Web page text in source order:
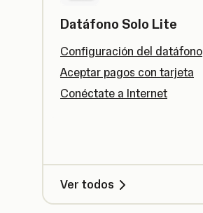
Datáfono Solo Lite
Configuración del datáfono
Aceptar pagos con tarjeta
Conéctate a Internet
Ver todos